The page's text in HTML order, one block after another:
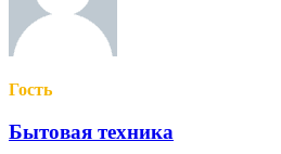
Гость
Бытовая техника